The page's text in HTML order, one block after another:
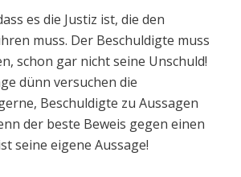
es die Justiz ist, die den
muss. Der Beschuldigte muss
schon gar nicht seine Unschuld!
dünn versuchen die
Beschuldigte zu Aussagen
der beste Beweis gegen einen
seine eigene Aussage!